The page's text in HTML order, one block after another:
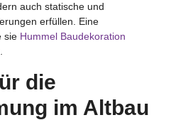
auch statische und
erfüllen. Eine
sie Hummel Baudekoration
die
im Altbau